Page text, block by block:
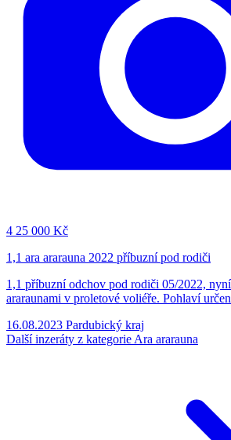
4 25 000 Kč
1,1 ara ararauna 2022 příbuzní pod rodiči
1,1 příbuzní odchov pod rodiči 05/2022,
araraunami v proletové voliéře. Pohlaví
16.08.2023 Pardubický kraj
Další inzeráty z kategorie Ara ararauna